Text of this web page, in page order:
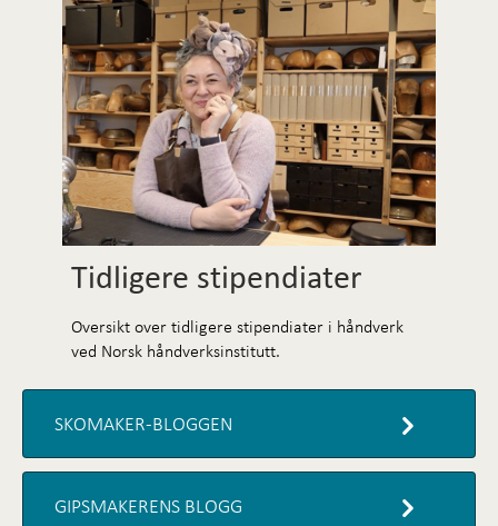
Tidligere stipendiater
Oversikt over tidligere stipendiater i håndverk
ved Norsk håndverksinstitutt.
SKOMAKER-BLOGGEN
GIPSMAKERENS BLOGG